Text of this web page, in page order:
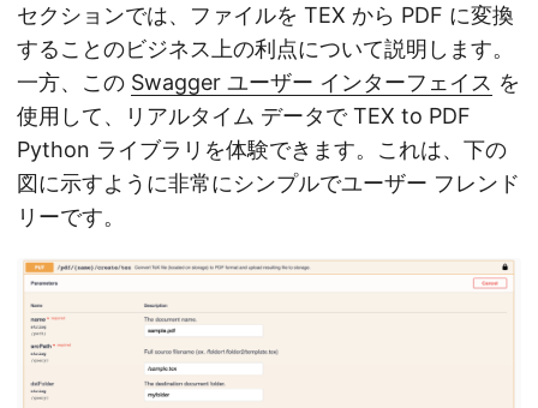
セクションでは、ファイルを TEX から PDF に変換
することのビジネス上の利点について説明します。
一方、この Swagger ユーザー インターフェイス を
使用して、リアルタイム データで TEX to PDF
Python ライブラリを体験できます。これは、下の
図に示すように非常にシンプルでユーザー フレンド
リーです。